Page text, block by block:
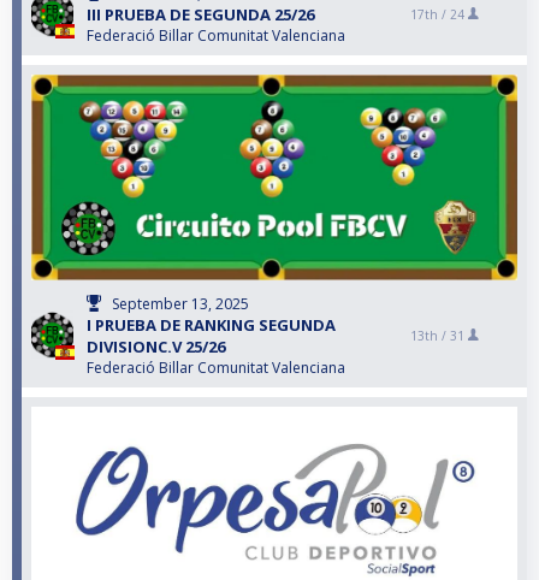
III PRUEBA DE SEGUNDA 25/26
Federació Billar Comunitat Valenciana
17th / 24
September 13, 2025
I PRUEBA DE RANKING SEGUNDA
DIVISIONC.V 25/26
Federació Billar Comunitat Valenciana
13th / 31